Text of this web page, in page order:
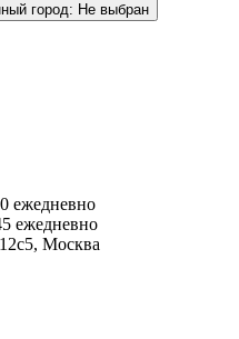
город: Не выбран
ежедневно
ежедневно
Москва